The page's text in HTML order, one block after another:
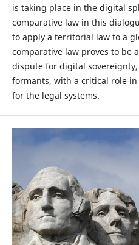
is taking place in the digital
comparative law in this
to apply a territorial law to a
comparative law proves to be
dispute for digital
formants, with a critical role
for the legal systems.